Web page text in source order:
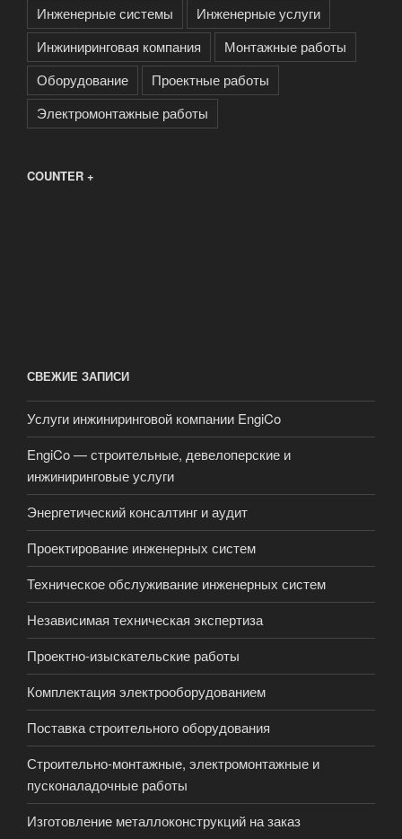
Инженерные системы
Инженерные услуги
Инжиниринговая компания
Монтажные работы
Оборудование
Проектные работы
Электромонтажные работы
COUNTER +
СВЕЖИЕ ЗАПИСИ
Услуги инжиниринговой компании EngiCo
EngiCo — строительные, девелоперские и
инжиниринговые услуги
Энергетический консалтинг и аудит
Проектирование инженерных систем
Техническое обслуживание инженерных систем
Независимая техническая экспертиза
Проектно-изыскательские работы
Комплектация электрооборудованием
Поставка строительного оборудования
Строительно-монтажные, электромонтажные и
пусконаладочные работы
Изготовление металлоконструкций на заказ